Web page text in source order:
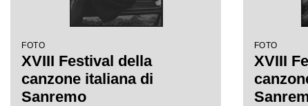
FOTO
XVIII Festival della
canzone italiana di
Sanremo
FOTO
XVIII